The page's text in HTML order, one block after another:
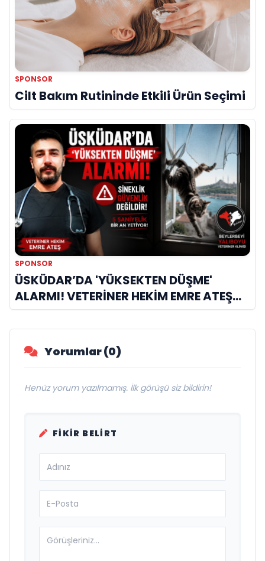
SPONSOR
Cilt Bakım Rutininde Etkili Ürün Seçimi
SPONSOR
ÜSKÜDAR’DA 'YÜKSEKTEN DÜŞME'
ALARMI! VETERİNER HEKİM EMRE ATEŞ
UYARDI: "SİNEKLİK GÜVENLİK DEĞİLDİR,
5 SANİYELİK BİR AN YETİYOR!"
Yorumlar (0)
Henüz yorum yazılmamış. İlk görüşü siz bildirin!
FIKIR BELIRT